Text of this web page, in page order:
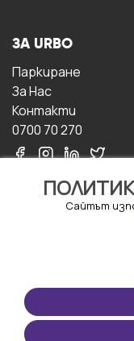
Сайтът
ЗА URBO
Паркиране
За Hас
Контакти
0700 70 270
ПОЛЗВАНЕ
Правила и условия
ползване